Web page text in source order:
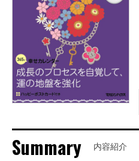
Summary 内容紹介